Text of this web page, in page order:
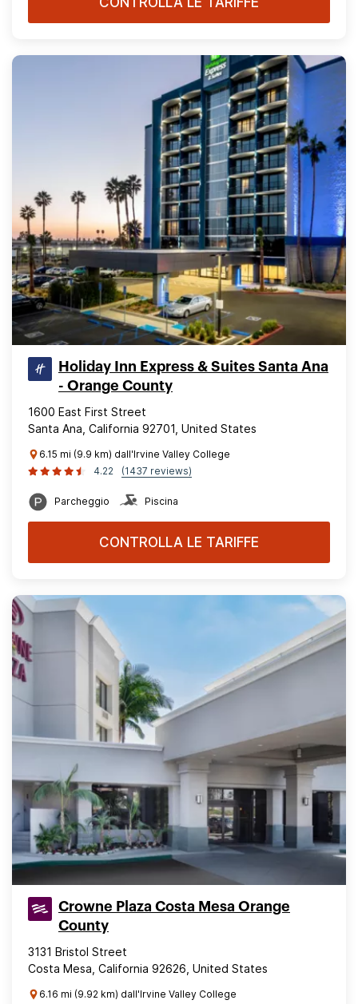
Holiday Inn Express & Suites Santa Ana
- Orange County
1600 East First Street
Santa Ana, California 92701, United States
6.15 mi (9.9 km) dall'Irvine Valley College
4.22
(1437 reviews)
Parcheggio Piscina
CONTROLLA LE TARIFFE
Crowne Plaza Costa Mesa Orange
County
3131 Bristol Street
Costa Mesa, California 92626, United States
6.16 mi (9.92 km) dall'Irvine Valley College